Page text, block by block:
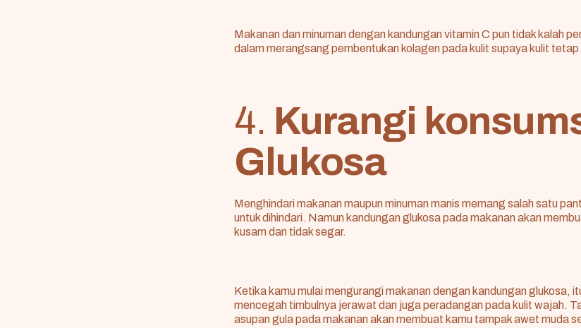
Makanan dan minuman dengan kandungan vitamin C pun tidak kalah
dalam merangsang pembentukan kolagen pada kulit supaya kulit tetap
4. Kurangi
Glukosa
Menghindari makanan maupun minuman manis memang salah satu
untuk dihindari. Namun kandungan glukosa pada makanan akan
kusam dan tidak segar.
Ketika kamu mulai mengurangi makanan dengan kandungan glukosa,
mencegah timbulnya jerawat dan juga peradangan pada kulit wajah.
asupan gula pada makanan akan membuat kamu tampak awet muda